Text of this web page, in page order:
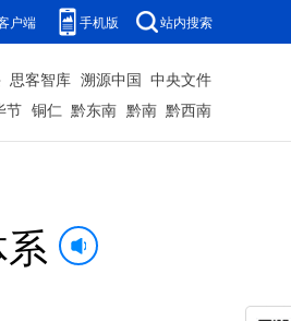
户端 手机版 站内搜索
思客智库 溯源中国 中央文件
节 铜仁 黔东南 黔南 黔西南